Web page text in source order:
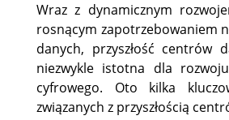
Wraz z dynamicznym
rosnącym zapotrzebowaniem
danych, przyszłość centrów
niezwykle istotna dla rozwoju
cyfrowego. Oto kilka
związanych z przyszłością